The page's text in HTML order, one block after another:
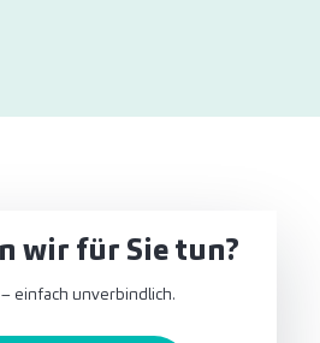
wir für Sie tun?
einfach unverbindlich.